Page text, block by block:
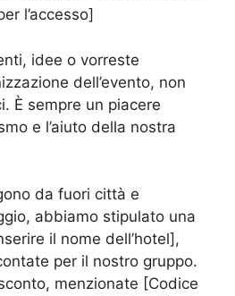
l’accesso]
idee o vorreste
dell’evento, non
È sempre un piacere
e l’aiuto della nostra
da fuori città e
abbiamo stipulato una
il nome dell’hotel],
per il nostro gruppo.
menzionate [Codice